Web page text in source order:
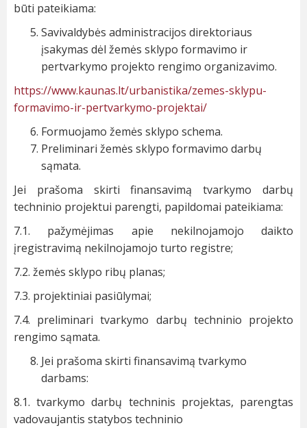
būti pateikiama:
Savivaldybės administracijos direktoriaus
įsakymas dėl žemės sklypo formavimo ir
pertvarkymo projekto rengimo organizavimo.
https://www.kaunas.lt/urbanistika/zemes-sklypu-
formavimo-ir-pertvarkymo-projektai/
Formuojamo žemės sklypo schema.
Preliminari žemės sklypo formavimo darbų
sąmata.
Jei prašoma skirti finansavimą tvarkymo darbų
techninio projektui parengti, papildomai pateikiama:
7.1. pažymėjimas apie nekilnojamojo daikto
įregistravimą nekilnojamojo turto registre;
7.2. žemės sklypo ribų planas;
7.3. projektiniai pasiūlymai;
7.4. preliminari tvarkymo darbų techninio projekto
rengimo sąmata.
Jei prašoma skirti finansavimą tvarkymo
darbams:
8.1. tvarkymo darbų techninis projektas, parengtas
vadovaujantis statybos techninio